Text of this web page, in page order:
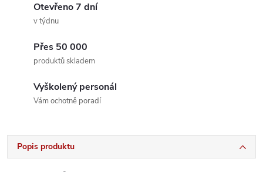
Otevřeno 7 dní
v týdnu
Přes 50 000
produktů skladem
Vyškolený personál
Vám ochotně poradí
Popis produktu